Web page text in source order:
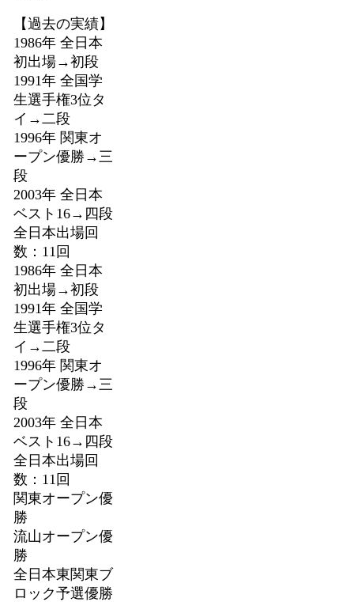
【過去の実績】
1986年 全日本
初出場→初段
1991年 全国学
生選手権3位タ
イ→二段
1996年 関東オ
ープン優勝→三
段
2003年 全日本
ベスト16→四段
全日本出場回
数：11回
1986年 全日本
初出場→初段
1991年 全国学
生選手権3位タ
イ→二段
1996年 関東オ
ープン優勝→三
段
2003年 全日本
ベスト16→四段
全日本出場回
数：11回
関東オープン優
勝
流山オープン優
勝
全日本東関東ブ
ロック予選優勝